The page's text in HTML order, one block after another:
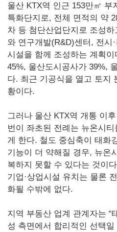
울산 KTX역 인근 153만㎡
특화단지로, 전체 면적의 약
차 등 첨단산업단지로 조성
와 연구개발(R&D)센터, 전시
시설을 함께 조성하는 계획
45%, 울산도시공사가 39%,
다. 최근 기공식을 열고 토지
황이다.
그러나 울산 KTX역 개통 이
번이 좌초된 전례는 뉴온시
게 한다. 철도 중심축이 태화
기능이 더 약해질 경우, 뉴온
복하지 못할 수 있다는 것이
기업·상업시설 유치는 물론
화될 수밖에 없다.
지역 부동산 업계 관계자는 “
성 측면에서 합리적인 선택